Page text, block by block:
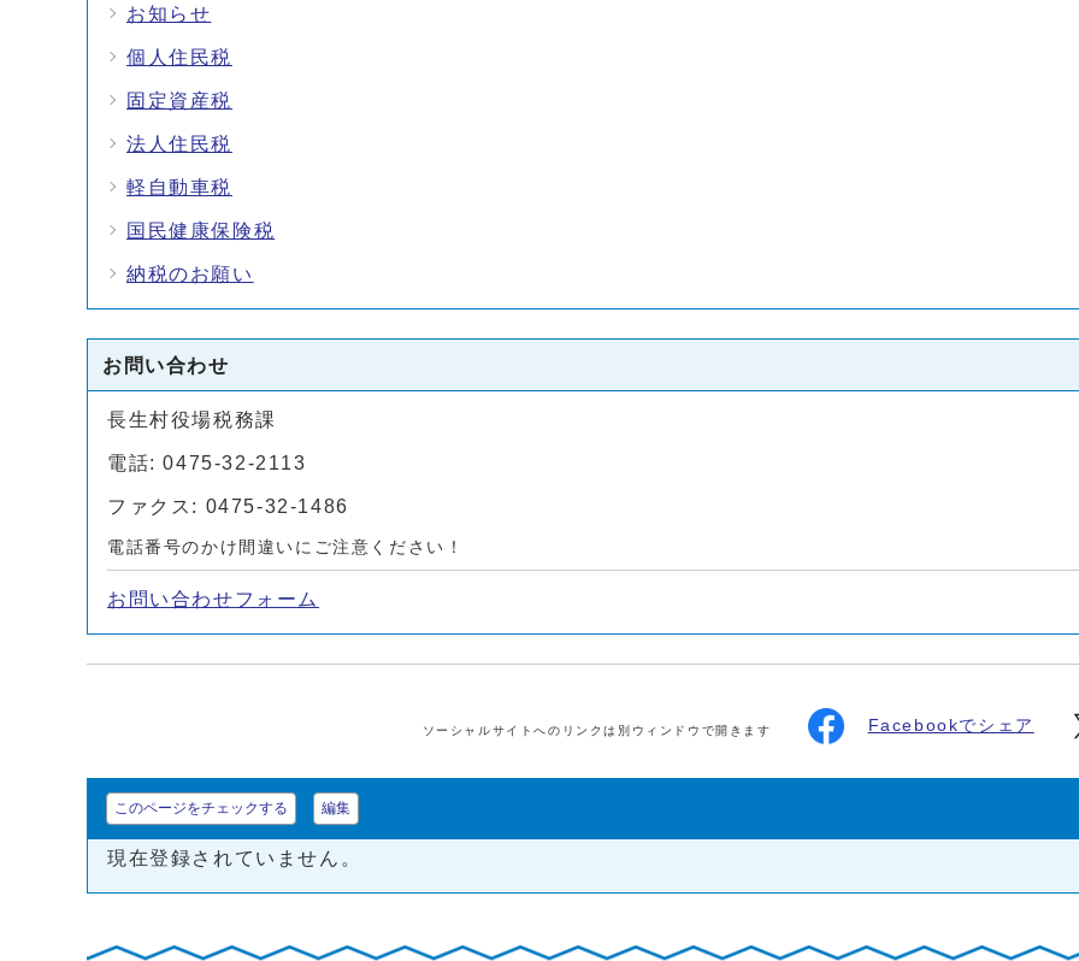
お知らせ
個人住民税
固定資産税
法人住民税
軽自動車税
国民健康保険税
納税のお願い
お問い合わせ
長生村役場税務課
電話: 0475-32-2113
ファクス: 0475-32-1486
電話番号のかけ間違いにご注意ください！
お問い合わせフォーム
ソーシャルサイトへのリンクは別ウィンドウで開きます Facebookでシェア
このページをチェックする 編集
現在登録されていません。